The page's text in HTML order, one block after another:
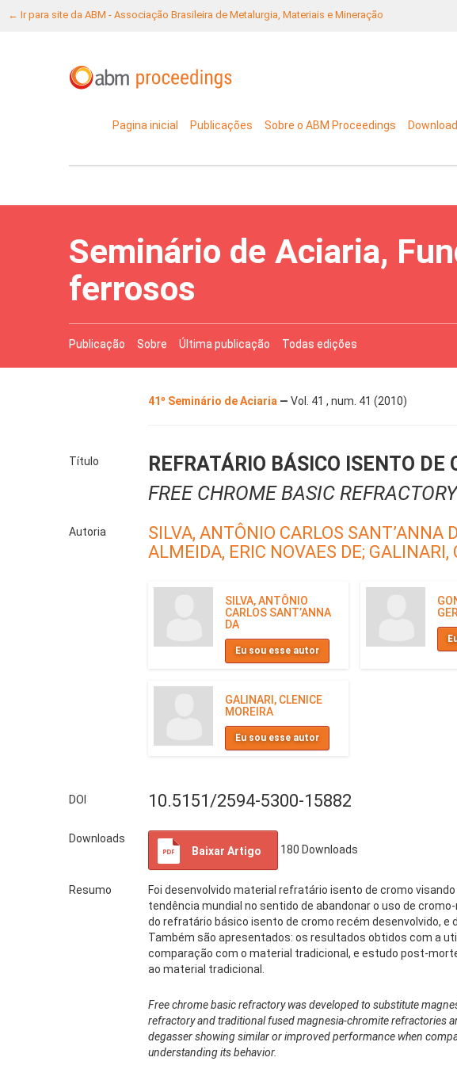
← Ir para site da ABM - Associação Brasileira de Metalurgia, Materiais e Mineração
Pagina inicial Publicações Sobre o ABM Proceedings Download
Seminário de Aciaria,
ferrosos
Publicação Sobre Última publicação Todas edições
41º Seminário de Aciaria — Vol. 41 , num. 41 (2010)
Título
REFRATÁRIO BÁSICO ISENTO DE
FREE CHROME BASIC
Autoria SILVA, ANTÔNIO CARLOS SANT’ANNA
ALMEIDA, ERIC NOVAES DE; GALINARI,
SILVA, ANTÔNIO
CARLOS SANT’ANNA
DA
Eu sou esse autor
GALINARI, CLENICE
MOREIRA
Eu sou esse autor
DOI 10.5151/2594-5300-15882
Downloads
Baixar Artigo
180 Downloads
Resumo
Foi desenvolvido material refratário isento de cromo
tendência mundial no sentido de abandonar o uso de
do refratário básico isento de cromo recém desenvolvido,
Também são apresentados: os resultados obtidos com a
comparação com o material tradicional, e estudo post-
ao material tradicional.
Free chrome basic refractory was developed to substitute
refractory and traditional fused magnesia-chromite refractories
degasser showing similar or improved performance when
understanding its behavior.